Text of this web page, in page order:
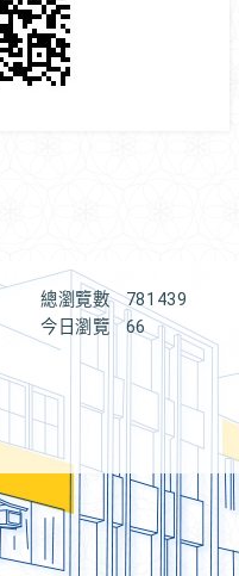
總瀏覽數
781439
今日瀏覽
66